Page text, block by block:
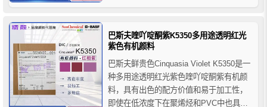
红颜料特别适合与颜料红254配色应用，非
消费品，包括食品包装、板条箱和盒子
等...
巴斯夫喹吖啶酮紫K5350多用途透明红光
紫色有机颜料
巴斯夫鲜贵色Cinquasia Violet K5350是一
种多用途透明红光紫色喹吖啶酮紫有机颜
料，具有出色的配方价值和易于加工性，
即使在低浓度下在聚烯烃和PVC中也具有